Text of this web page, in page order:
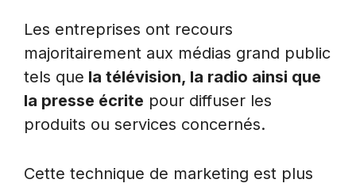
Les entreprises ont recours
majoritairement aux médias grand public
tels que la télévision, la radio ainsi que
la presse écrite pour diffuser les
produits ou services concernés.
Cette technique de marketing est plus